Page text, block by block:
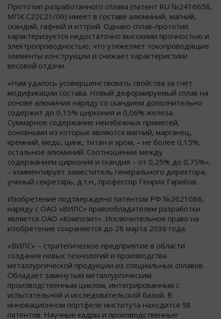
Прототип разработанного сплава (патент RU №2416658,
МПК С22С21/06) имеет в составе алюминий, магний,
скандий, гафний и иттрий. Однако сплав-прототип
характеризуется недостаточно высокими прочностью и
электропроводностью, что утяжеляет токопроводящие
элементы конструкции и снижает характеристики
весовой отдачи.
«Нам удалось усовершенствовать свойства за счет
модификации состава. Новый деформируемый сплав на
основе алюминия наряду со скандием дополнительно
содержит до 0,15% циркония и 0,06% железа.
Суммарное содержание неизбежных примесей,
основными из которых являются магний, марганец,
кремний, медь, цинк, титан и хром, – не более 0,15%,
остальное алюминий. Соотношение между
содержанием циркония и скандия – от 0,25% до 0,75%»,
– комментирует заместитель генерального директора,
ученый секретарь, д.т.н., профессор Генрих Гарибов.
Изобретение подтверждено патентом РФ №2621086,
наряду с ОАО «ВИЛС» правообладателем разработки
является ОАО «Композит». Исключительное право на
изобретение сохраняется до 28 марта 2036 года.
«ВИЛС» – стратегическое предприятие в области
создания новых технологий и производства
металлургической продукции из специальных сплавов.
Обладает замкнутым металлургическим
производственным циклом, интегрированным с
испытательной и исследовательской базой. В
инновационном портфеле института находится 98
патентов. Научные кадры и производственные